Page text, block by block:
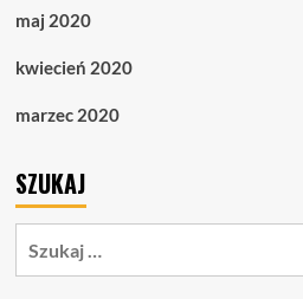
maj 2020
kwiecień 2020
marzec 2020
SZUKAJ